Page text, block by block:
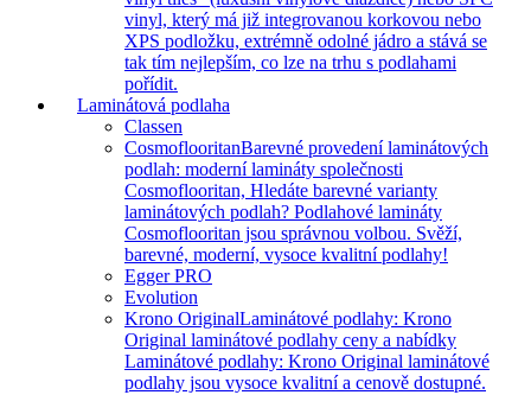
vinyl, který má již integrovanou korkovou nebo
XPS podložku, extrémně odolné jádro a stává se
tak tím nejlepším, co lze na trhu s podlahami
pořídit.
Laminátová podlaha
Classen
CosmoflooritanBarevné provedení laminátových
podlah: moderní lamináty společnosti
Cosmoflooritan, Hledáte barevné varianty
laminátových podlah? Podlahové lamináty
Cosmoflooritan jsou správnou volbou. Svěží,
barevné, moderní, vysoce kvalitní podlahy!
Egger PRO
Evolution
Krono OriginalLaminátové podlahy: Krono
Original laminátové podlahy ceny a nabídky
Laminátové podlahy: Krono Original laminátové
podlahy jsou vysoce kvalitní a cenově dostupné.